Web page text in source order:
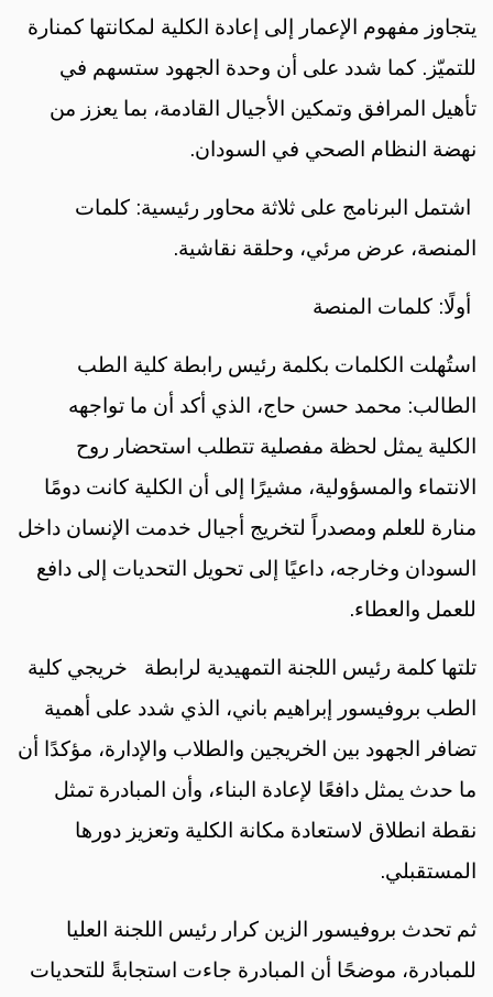
يتجاوز مفهوم الإعمار إلى إعادة الكلية لمكانتها كمنارة
للتميّز. كما شدد على أن وحدة الجهود ستسهم في
تأهيل المرافق وتمكين الأجيال القادمة، بما يعزز من
نهضة النظام الصحي في السودان.
اشتمل البرنامج على ثلاثة محاور رئيسية: كلمات
المنصة، عرض مرئي، وحلقة نقاشية.
أولًا: كلمات المنصة
استُهلت الكلمات بكلمة رئيس رابطة كلية الطب
الطالب: محمد حسن حاج، الذي أكد أن ما تواجهه
الكلية يمثل لحظة مفصلية تتطلب استحضار روح
الانتماء والمسؤولية، مشيرًا إلى أن الكلية كانت دومًا
منارة للعلم ومصدراً لتخريج أجيال خدمت الإنسان داخل
السودان وخارجه، داعيًا إلى تحويل التحديات إلى دافع
للعمل والعطاء.
تلتها كلمة رئيس اللجنة التمهيدية لرابطة خريجي كلية
الطب بروفيسور إبراهيم باني، الذي شدد على أهمية
تضافر الجهود بين الخريجين والطلاب والإدارة، مؤكدًا أن
ما حدث يمثل دافعًا لإعادة البناء، وأن المبادرة تمثل
نقطة انطلاق لاستعادة مكانة الكلية وتعزيز دورها
المستقبلي.
ثم تحدث بروفيسور الزين كرار رئيس اللجنة العليا
للمبادرة، موضحًا أن المبادرة جاءت استجابةً للتحديات